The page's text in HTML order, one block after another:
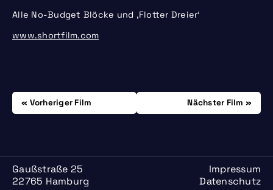
Alle No-Budget Blöcke und ‚Flotter Dreier‘
www.shortfilm.com
Beitrags-
Navigation
Donnerstag, 29.05.
Vorheriger Film Donnerstag, 12.06.Nächster Film
Gaußstraße 25
22765 Hamburg
Impressum
Datenschutz